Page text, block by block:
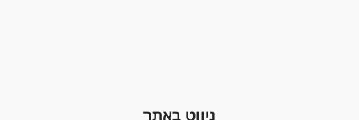
ניווט באתר